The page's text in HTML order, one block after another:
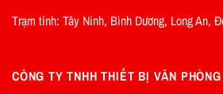
Trạm tỉnh: Tây Ninh, Bình Dương, Long An,
CÔNG TY TNHH THIẾT BỊ VĂN